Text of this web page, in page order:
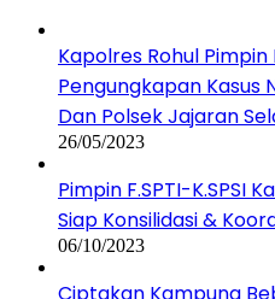
Kapolres Rohul Pimpin
Pengungkapan Kasus
Dan Polsek Jajaran
26/05/2023
Pimpin F.SPTI-K.SPSI
Siap Konsilidasi &
06/10/2023
Ciptakan Kampung